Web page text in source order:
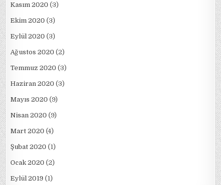
Kasım 2020 (3)
Ekim 2020 (3)
Eylül 2020 (3)
Ağustos 2020 (2)
Temmuz 2020 (3)
Haziran 2020 (3)
Mayıs 2020 (9)
Nisan 2020 (9)
Mart 2020 (4)
Şubat 2020 (1)
Ocak 2020 (2)
Eylül 2019 (1)